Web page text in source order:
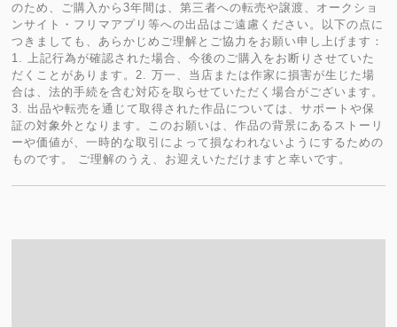
のため、ご購入から3年間は、第三者への転売や譲渡、オークショ
ンサイト・フリマアプリ等への出品はご遠慮ください。以下の点に
つきましても、あらかじめご理解とご協力をお願い申し上げます：
1. 上記行為が確認された場合、今後のご購入をお断りさせていた
だくことがあります。2. 万一、当店または作家に損害が生じた場
合は、法的手続を含む対応を取らせていただく場合がございます。
3. 出品や転売を通じて取得された作品については、サポートや保
証の対象外となります。このお願いは、作品の背景にあるストーリ
ーや価値が、一時的な取引によって損なわれないようにするための
ものです。 ご理解のうえ、お迎えいただけますと幸いです。